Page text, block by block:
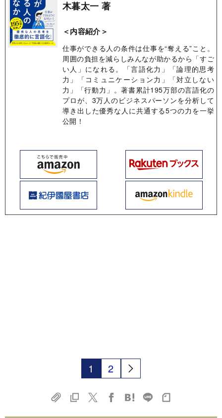
木暮太一 著
＜内容紹介＞
仕事ができる人の条件は仕事を“奪える”こと。
周囲の負担を減らしみんなが助かるから「すご
い人」になれる。「言語化力」「論理的思考
力」「コミュニケーション力」「対立しない
力」「行動力」。著書累計195万部の言語化の
プロが、3万人のビジネスパーソンを分析して
導き出した優秀な人に共通する5つの力を一挙
公開！
1 2